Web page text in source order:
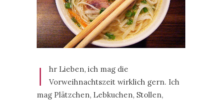
I
hr Lieben, ich mag die
Vorweihnachtszeit wirklich gern. Ich
mag Plätzchen, Lebkuchen, Stollen,